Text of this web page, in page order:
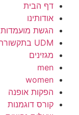
דף הבית
אודותינו
הגשת מועמדות
UDM בתקשורת
מגזינים
men
women
הפקות אופנה
קורס דוגמנות